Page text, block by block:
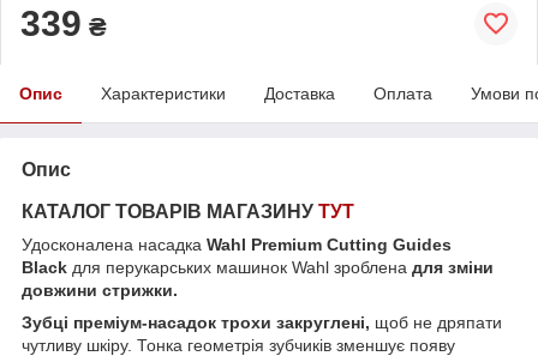
339 ₴
Опис Характеристики Доставка Оплата Умови
Опис
КАТАЛОГ ТОВАРІВ МАГАЗИНУ ТУТ
Удосконалена насадка Wahl Premium Cutting Guides
Black для перукарських машинок Wahl зроблена для зміни
довжини стрижки.
Зубці преміум-насадок трохи закруглені, щоб не дряпати
чутливу шкіру. Тонка геометрія зубчиків зменшує появу